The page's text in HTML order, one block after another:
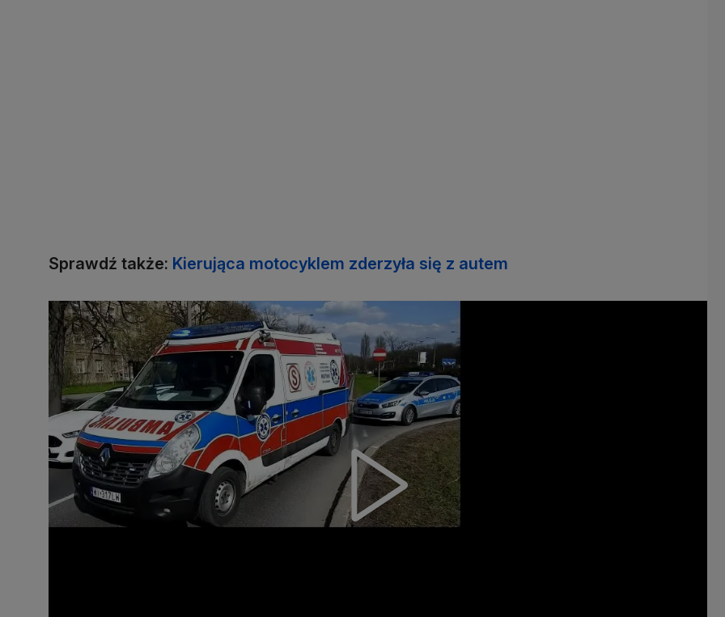
Sprawdź także: Kierująca motocyklem zderzyła się z autem